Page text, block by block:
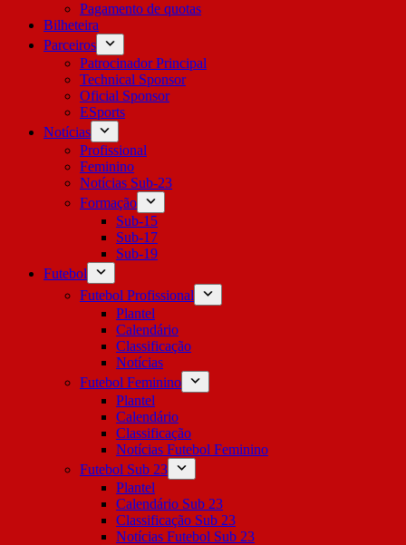
Pagamento de quotas
Bilheteira
Parceiros
Patrocinador Principal
Technical Sponsor
Oficial Sponsor
ESports
Notícias
Profissional
Feminino
Notícias Sub-23
Formação
Sub-15
Sub-17
Sub-19
Futebol
Futebol Profissional
Plantel
Calendário
Classificação
Notícias
Futebol Feminino
Plantel
Calendário
Classificação
Notícias Futebol Feminino
Futebol Sub 23
Plantel
Calendário Sub 23
Classificação Sub 23
Notícias Futebol Sub 23